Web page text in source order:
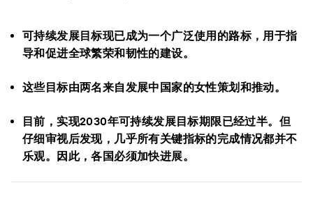
可持续发展目标现已成为一个广泛使用的路标，用于指
导和促进全球繁荣和韧性的建设。
这些目标由两名来自发展中国家的女性策划和推动。
目前，实现2030年可持续发展目标期限已经过半。但
仔细审视后发现，几乎所有关键指标的完成情况都并不
乐观。因此，各国必须加快进展。